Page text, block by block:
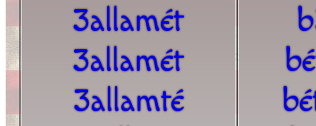
3allamét
3allamét
3allamté